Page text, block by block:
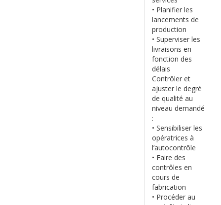
• Planifier les
lancements de
production
• Superviser les
livraisons en
fonction des
délais
Contrôler et
ajuster le degré
de qualité au
niveau demandé
:
• Sensibiliser les
opératrices à
l’autocontrôle
• Faire des
contrôles en
cours de
fabrication
• Procéder au